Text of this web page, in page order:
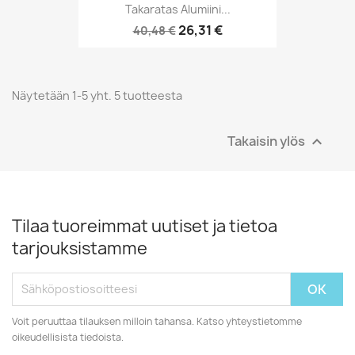
Takaratas Alumiini...
40,48 €26,31 €
Näytetään 1-5 yht. 5 tuotteesta
Takaisin ylös 
Tilaa tuoreimmat uutiset ja tietoa
tarjouksistamme
Voit peruuttaa tilauksen milloin tahansa. Katso yhteystietomme
oikeudellisista tiedoista.